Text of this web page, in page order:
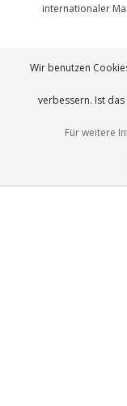
internationaler
Wir benutzen
verbessern. Ist
Für weitere